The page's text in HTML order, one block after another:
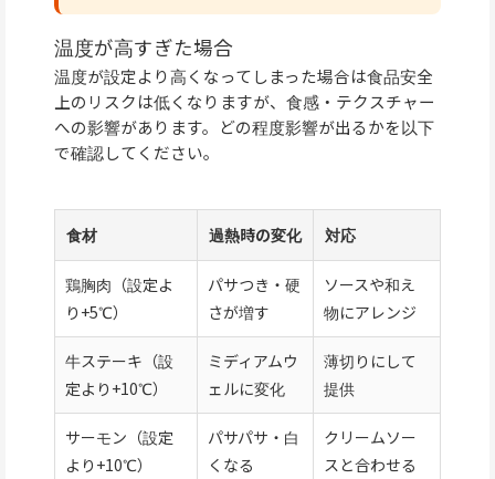
温度が高すぎた場合
温度が設定より高くなってしまった場合は食品安全
上のリスクは低くなりますが、食感・テクスチャー
への影響があります。どの程度影響が出るかを以下
で確認してください。
食材 過熱時の変化 対応
鶏胸肉（設定よ
り+5℃）
パサつき・硬
さが増す
ソースや和え
物にアレンジ
牛ステーキ（設
定より+10℃）
ミディアムウ
ェルに変化
薄切りにして
提供
サーモン（設定
より+10℃）
パサパサ・白
くなる
クリームソー
スと合わせる